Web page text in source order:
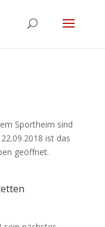
Sportheim sind
ist das
geöffnet.